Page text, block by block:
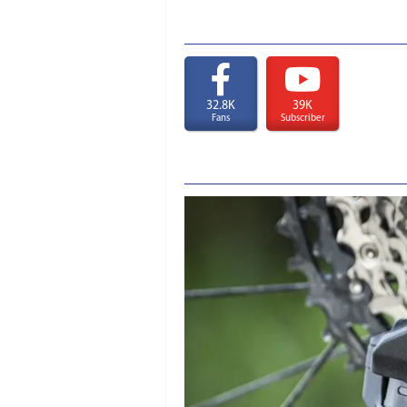
32.8K
Fans
39K
Subscriber